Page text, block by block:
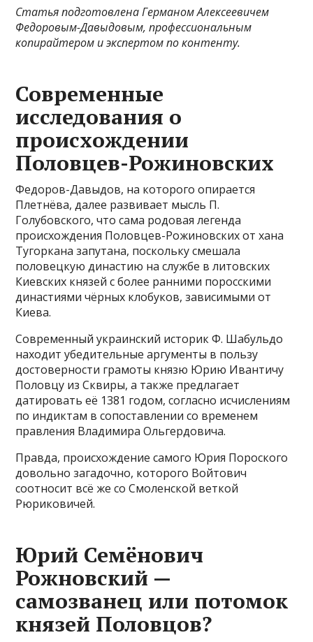
Статья подготовлена Германом Алексеевичем
Федоровым-Давыдовым, профессиональным
копирайтером и экспертом по контенту.
Современные
исследования о
происхождении
Половцев-Рожиновских
Федоров-Давыдов, на которого опирается
Плетнёва, далее развивает мысль П.
Голубовского, что сама родовая легенда
происхождения Половцев-Рожиновских от хана
Тугоркана запутана, поскольку смешала
половецкую династию на службе в литовских
Киевских князей с более ранними поросскими
династиями чёрных клобуков, зависимыми от
Киева.
Современный украинский историк Ф. Шабульдо
находит убедительные аргументы в пользу
достоверности грамоты князю Юрию Ивантичу
Половцу из Сквиры, а также предлагает
датировать её 1381 годом, согласно исчислениям
по индиктам в сопоставлении со временем
правления Владимира Ольгердовича.
Правда, происхождение самого Юрия Пороского
довольно загадочно, которого Войтович
соотносит всё же со Смоленской веткой
Рюриковичей.
Юрий Семёнович
Рожновский —
самозванец или потомок
князей Половцов?